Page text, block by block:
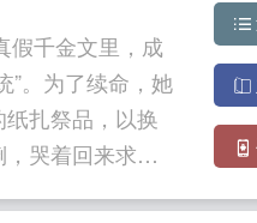
假千金文里，成
”。为了续命，她
扎祭品，以换
哭着回来求